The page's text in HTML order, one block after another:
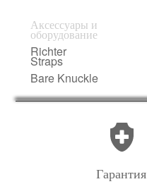
Аксессуары и
оборудование
Richter
Straps
Bare Knuckle
Гарантия